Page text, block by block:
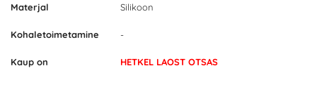
Materjal Silikoon
Kohaletoimetamine -
Kaup on HETKEL LAOST OTSAS